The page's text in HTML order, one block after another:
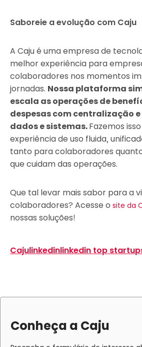
Saboreie a evolução com Caju
A Caju é uma empresa de
melhor experiência para
colaboradores nos momentos
jornadas. Nossa plataforma
escala as operações de
despesas com centralização
dados e sistemas.Fazemos
experiência de uso fluida,
tanto para colaboradores
que cuidam das operações.
Que tal levar mais sabor para a
colaboradores? Acesse o site da
nossas soluções!
Cajulinkedinlinkedin top
Conheça a Caju